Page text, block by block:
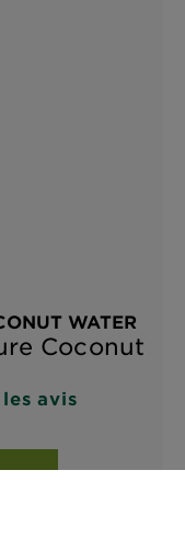
WATER
Coconut
les avis
avis